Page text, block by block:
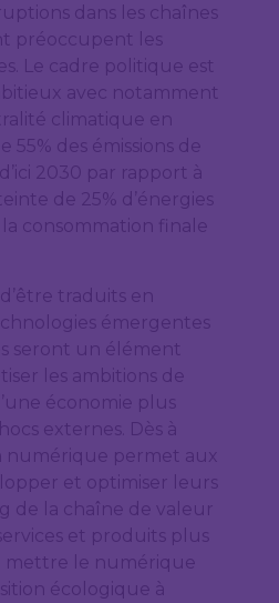
dans les chaînes
préoccupent les
Le cadre politique est
avec notamment
climatique en
55% des émissions de
2030 par rapport à
de 25% d’énergies
consommation finale
traduits en
émergentes
seront un élément
les ambitions de
économie plus
externes. Dès à
numérique permet aux
et optimiser leurs
de la chaîne de valeur
et produits plus
mettre le numérique
écologique à